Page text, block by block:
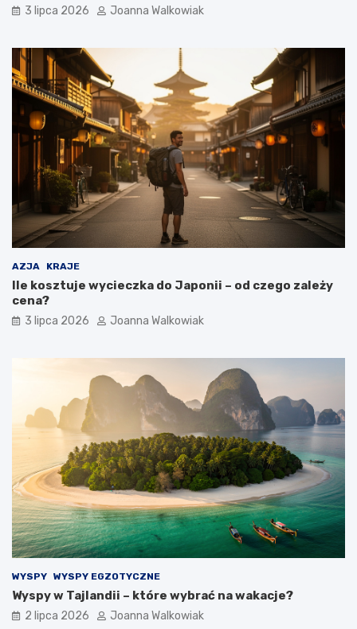
3 lipca 2026 Joanna Walkowiak
AZJA KRAJE
Ile kosztuje wycieczka do Japonii – od czego zależy
cena?
3 lipca 2026 Joanna Walkowiak
WYSPY WYSPY EGZOTYCZNE
Wyspy w Tajlandii – które wybrać na wakacje?
2 lipca 2026 Joanna Walkowiak